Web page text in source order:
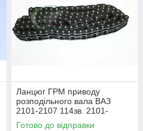
Ланцюг ГРМ приводу
розподільного вала ВАЗ
2101-2107 114зв. 2101-
100604082
Готово до відправки